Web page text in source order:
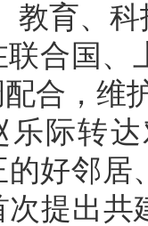
教育、
联合国
合，维
乐际转
好邻居
提出共